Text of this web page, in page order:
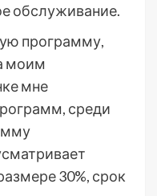
обслуживание.
программу,
моим
мне
среди
30%, срок